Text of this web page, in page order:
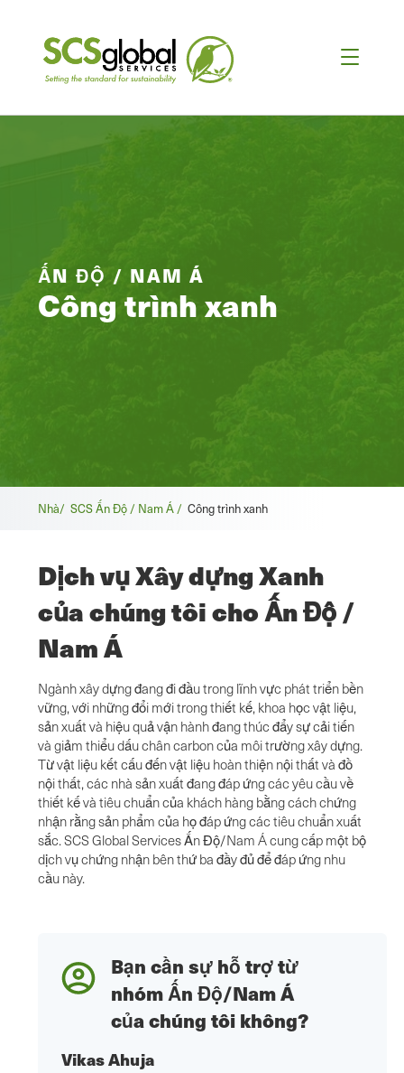
ẤN ĐỘ / NAM Á
Công trình xanh
Vụn
mì
Nhà/ SCS Ấn Độ / Nam Á / Công trình xanh
Dịch vụ Xây dựng Xanh
của chúng tôi cho Ấn Độ /
Nam Á
Ngành xây dựng đang đi đầu trong lĩnh vực phát triển bền
vững, với những đổi mới trong thiết kế, khoa học vật liệu,
sản xuất và hiệu quả vận hành đang thúc đẩy sự cải tiến
và giảm thiểu dấu chân carbon của môi trường xây dựng.
Từ vật liệu kết cấu đến vật liệu hoàn thiện nội thất và đồ
nội thất, các nhà sản xuất đang đáp ứng các yêu cầu về
thiết kế và tiêu chuẩn của khách hàng bằng cách chứng
nhận rằng sản phẩm của họ đáp ứng các tiêu chuẩn xuất
sắc. SCS Global Services Ấn Độ/Nam Á cung cấp một bộ
dịch vụ chứng nhận bên thứ ba đầy đủ để đáp ứng nhu
cầu này.
Bạn cần sự hỗ trợ từ
nhóm Ấn Độ/Nam Á
của chúng tôi không?
Vikas Ahuja